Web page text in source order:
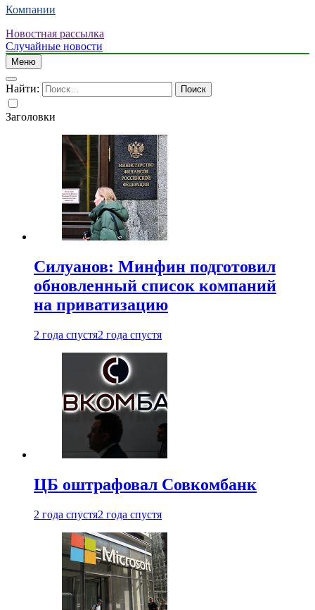
Компании
Новостная рассылка
Случайные новости
Меню
Найти:
Заголовки
Силуанов: Минфин подготовил
обновленный список компаний
на приватизацию
2 года спустя2 года спустя
ЦБ оштрафовал Совкомбанк
2 года спустя2 года спустя